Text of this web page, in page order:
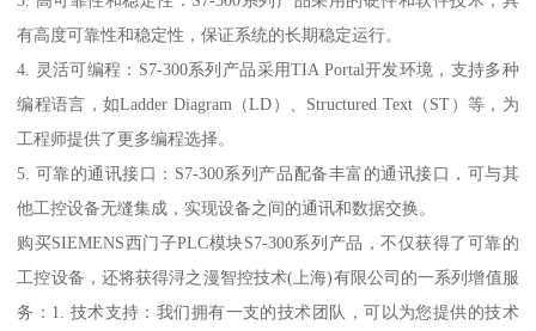
有高度可靠性和稳定性，保证系统的长期稳定运行。
4. 灵活可编程：S7-300系列产品采用TIA Portal开发环境，支持多种
编程语言，如Ladder Diagram（LD）、Structured Text（ST）等，为
工程师提供了更多编程选择。
5. 可靠的通讯接口：S7-300系列产品配备丰富的通讯接口，可与其
他工控设备无缝集成，实现设备之间的通讯和数据交换。
购买SIEMENS西门子PLC模块S7-300系列产品，不仅获得了可靠的
工控设备，还将获得浔之漫智控技术(上海)有限公司的一系列增值服
务：1. 技术支持：我们拥有一支的技术团队，可以为您提供的技术